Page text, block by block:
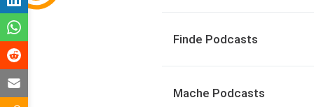
Finde Podcasts
Mache Podcasts